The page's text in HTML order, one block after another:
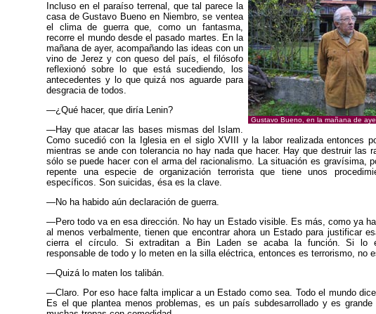
Gustavo Bueno, en la mañana de
Incluso en el paraíso terrenal, que tal parece la
casa de Gustavo Bueno en Niembro, se ventea
el clima de guerra que, como un fantasma,
recorre el mundo desde el pasado martes. En la
mañana de ayer, acompañando las ideas con un
vino de Jerez y con queso del país, el filósofo
reflexionó sobre lo que está sucediendo, los
antecedentes y lo que quizá nos aguarde para
desgracia de todos.
—¿Qué hacer, que diría Lenin?
—Hay que atacar las bases mismas del Islam.
Como sucedió con la Iglesia en el siglo XVIII y la labor realizada entonces
mientras se ande con tolerancia no hay nada que hacer. Hay que destruir las
sólo se puede hacer con el arma del racionalismo. La situación es gravísima,
repente una especie de organización terrorista que tiene unos
específicos. Son suicidas, ésa es la clave.
—No ha habido aún declaración de guerra.
—Pero todo va en esa dirección. No hay un Estado visible. Es más, como ya
al menos verbalmente, tienen que encontrar ahora un Estado para justificar
cierra el círculo. Si extraditan a Bin Laden se acaba la función. Si lo
responsable de todo y lo meten en la silla eléctrica, entonces es terrorismo, no
—Quizá lo maten los talibán.
—Claro. Por eso hace falta implicar a un Estado como sea. Todo el mundo
Es el que plantea menos problemas, es un país subdesarrollado y es grande